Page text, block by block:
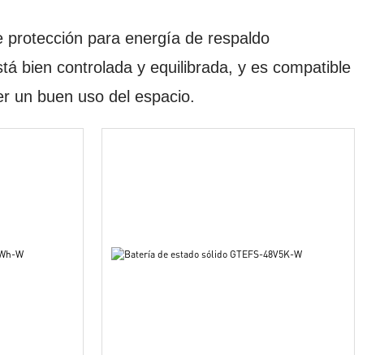
para energía de respaldo
bien controlada y equilibrada, y es compatible
un buen uso del espacio.